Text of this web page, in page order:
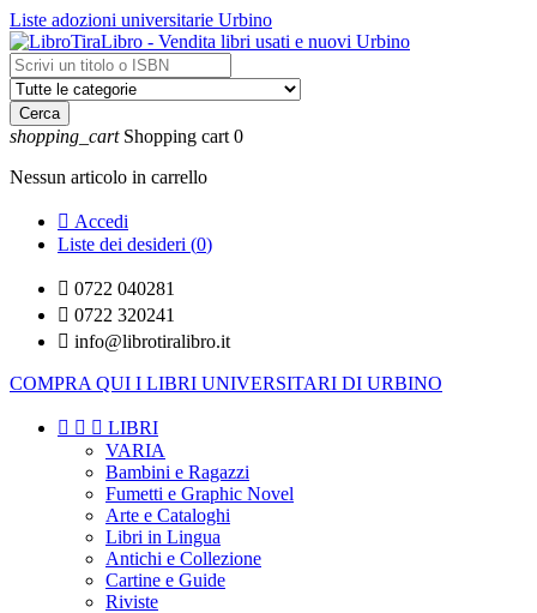
Liste adozioni universitarie Urbino
Cerca
shopping_cart Shopping cart 0
Nessun articolo in carrello
 Accedi
Liste dei desideri (0)
 0722 040281
 0722 320241
 info@librotiralibro.it
COMPRA QUI I LIBRI UNIVERSITARI DI URBINO
   LIBRI
VARIA
Bambini e Ragazzi
Fumetti e Graphic Novel
Arte e Cataloghi
Libri in Lingua
Antichi e Collezione
Cartine e Guide
Riviste